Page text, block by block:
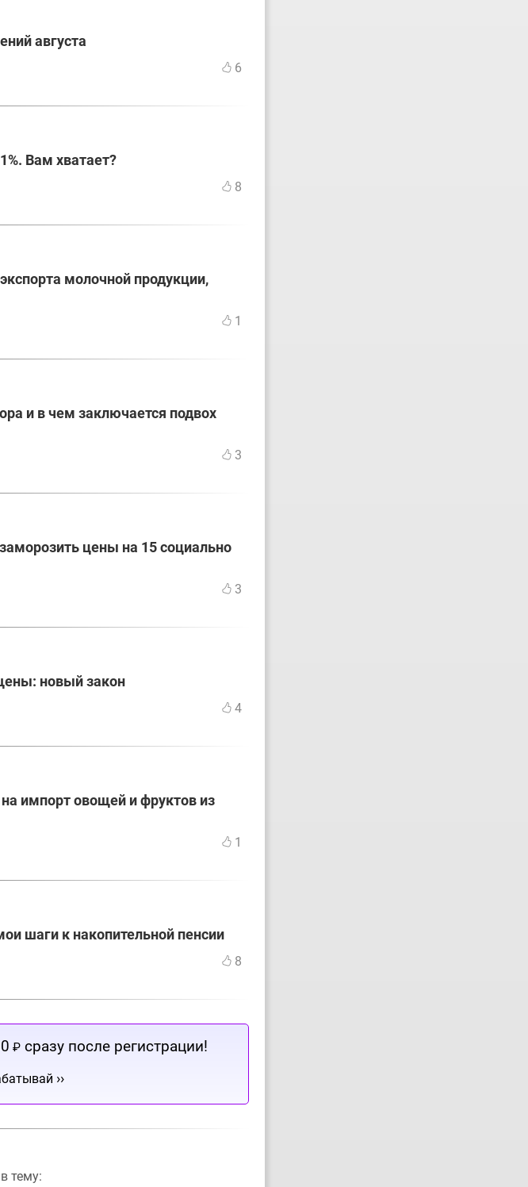
августа
6
Вам хватает?
8
молочной продукции,
1
и в чем заключается подвох
3
цены на 15 социально
3
новый закон
4
импорт овощей и фруктов из
1
шаги к накопительной пенсии
8
₽ сразу после регистрации!
››
тему: